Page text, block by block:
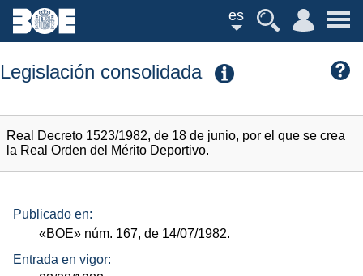
es
Legislación consolidada
Real Decreto 1523/1982, de 18 de junio, por el que se crea
la Real Orden del Mérito Deportivo.
Publicado en:
«BOE» núm. 167, de 14/07/1982.
Entrada en vigor: